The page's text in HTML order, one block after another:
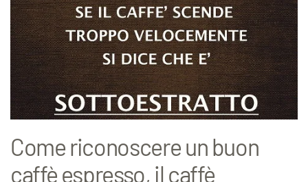
Come riconoscere un buon
caffè espresso, il caffè